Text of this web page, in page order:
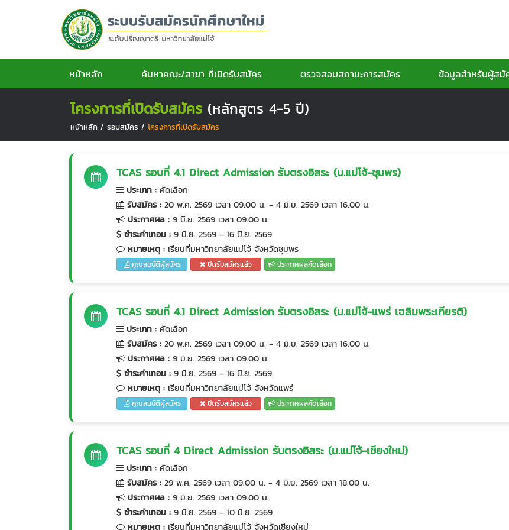
หน้าหลัก ค้นหาคณะ/สาขา ที่เปิดรับสมัคร ตรวจสอบสถานะการสมัคร ข้อมูลสำหรับผู้สมั
โครงการที่เปิดรับสมัคร (หลักสูตร 4-5 ปี)
หน้าหลัก / รอบสมัคร / โครงการที่เปิดรับสมัคร
TCAS รอบที่ 4.1 Direct Admission รับตรงอิสระ (ม.แม่โจ้-ชุมพร)
ประเภท : คัดเลือก
รับสมัคร: 20 พ.ค. 2569 เวลา 09.00 น. - 4 มิ.ย. 2569 เวลา 16.00 น.
ประกาศผล : 9 มิ.ย. 2569 เวลา 09.00 น.
ชำระค่าเทอม : 9 มิ.ย. 2569 - 16 มิ.ย. 2569
หมายเหตุ : เรียนที่มหาวิทยาลัยแม่โจ้ จังหวัดชุมพร
คุณสมบัติผู้สมัคร ปิดรับสมัครแล้ว ประกาศผลคัดเลือก
TCAS รอบที่ 4.1 Direct Admission รับตรงอิสระ (ม.แม่โจ้-แพร่ เฉลิมพระเกียรติ)
ประเภท : คัดเลือก
รับสมัคร: 20 พ.ค. 2569 เวลา 09.00 น. - 4 มิ.ย. 2569 เวลา 16.00 น.
ประกาศผล : 9 มิ.ย. 2569 เวลา 09.00 น.
ชำระค่าเทอม : 9 มิ.ย. 2569 - 16 มิ.ย. 2569
หมายเหตุ : เรียนที่มหาวิทยาลัยแม่โจ้ จังหวัดแพร่
คุณสมบัติผู้สมัคร ปิดรับสมัครแล้ว ประกาศผลคัดเลือก
TCAS รอบที่ 4 Direct Admission รับตรงอิสระ (ม.แม่โจ้-เชียงใหม่)
ประเภท : คัดเลือก
รับสมัคร: 29 พ.ค. 2569 เวลา 09.00 น. - 4 มิ.ย. 2569 เวลา 18.00 น.
ประกาศผล : 9 มิ.ย. 2569 เวลา 09.00 น.
ชำระค่าเทอม : 9 มิ.ย. 2569 - 10 มิ.ย. 2569
หมายเหตุ : เรียนที่มหาวิทยาลัยแม่โจ้ จังหวัดเชียงใหม่